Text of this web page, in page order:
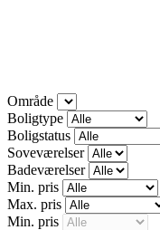
Område
Boligtype
Boligstatus
Soveværelser
Badeværelser
Min. pris
Max. pris
Min. pris